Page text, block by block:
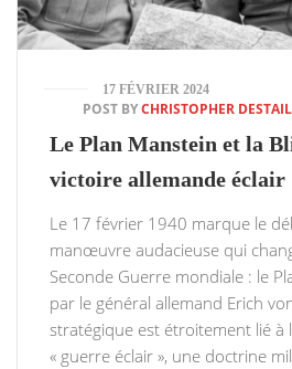
17 FÉVRIER 2024
POST BYCHRISTOPHER
Le Plan Manstein et la
victoire allemande éclair
Le 17 février 1940 marque le
manœuvre audacieuse qui
Seconde Guerre mondiale : le
par le général allemand Erich
stratégique est étroitement lié à
« guerre éclair », une doctrine